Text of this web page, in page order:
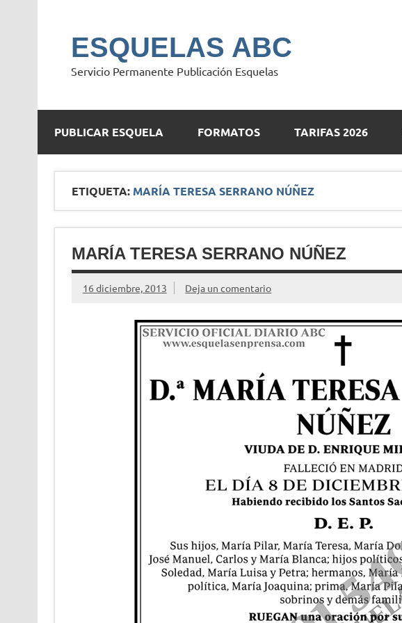
ESQUELAS ABC
Servicio Permanente Publicación Esquelas
PUBLICAR ESQUELA FORMATOS TARIFAS 2026
ETIQUETA: MARÍA TERESA SERRANO NÚÑEZ
MARÍA TERESA SERRANO NÚÑEZ
16 diciembre, 2013 Deja un comentario